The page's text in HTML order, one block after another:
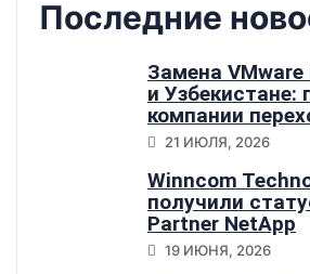
Последние
Замена VMware
и Узбекистане:
компании
Sangfor HCI
21 ИЮЛЯ, 2026
Winncom
получили
Partner NetApp
19 ИЮНЯ, 2026